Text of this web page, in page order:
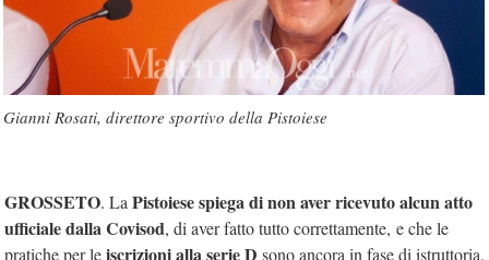
Gianni Rosati, direttore sportivo della Pistoiese
GROSSETO. La Pistoiese spiega di non aver ricevuto alcun atto
ufficiale dalla Covisod, di aver fatto tutto correttamente, e che le
pratiche per leiscrizioni alla serie D sono ancora in fase di istruttoria.